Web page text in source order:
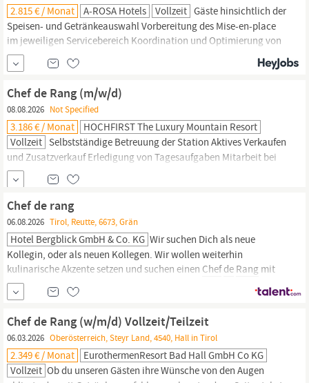
2.815 € / Monat A-ROSA Hotels Vollzeit Gäste hinsichtlich der
Speisen- und Getränkeauswahl Vorbereitung des Mise-en-place
im jeweiligen Servicebereich Koordination und Optimierung von
Arbeitsabläufen Was dich auszeichnet Abgeschlossene
Ausbildung in der Hotellerie / Gastronomie Berufserfahrung als
Servicemitarbeiter (m/w/d) oder
Chef de Rang (m/w/d)
08.08.2026 Not Specified
3.186 € / Monat
HOCHFIRST The Luxury Mountain Resort
Vollzeit Selbstständige Betreuung der Station Aktives Verkaufen
und Zusatzverkauf Erledigung von Tagesaufgaben Mitarbeit bei
der Umsetzung und Weiterentwicklung der Restaurantstandards
Profil Erfahrung als Commis-
Leidenschaft für die Gastgeberrolle Teamgeist &...
Chef de rang
06.08.2026 Tirol, Reutte, 6673, Grän
Hotel Bergblick GmbH & Co. KG Wir suchen Dich als neue
Kollegin, oder als neuen Kollegen. Wir wollen weiterhin
kulinarische Akzente setzen und suchen einen Chef de Rang mit
Erfahrung in der gehobenen Gastronomie. Das exklusive Hotel
Bergblick & Spa, ausgezeichnet mit 1 Stern Michelin key, gehört
zu den führenden Häusern im Tannheimer Tal.
Chef de Rang (w/m/d) Vollzeit/Teilzeit
06.03.2026 Oberösterreich, Steyr Land, 4540, Hall in Tirol
2.349 € / Monat
EurothermenResort Bad Hall GmbH Co KG
Vollzeit Ob du unseren Gästen ihre Wünsche von den Augen